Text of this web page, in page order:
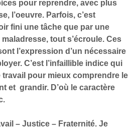
pour reprendre, avec plus
l’oeuvre. Parfois, c’est
fini une tâche que par une
tout s’écroule. Ces
l’expression d’un nécessaire
C’est l’infaillible indice qui
travail pour mieux comprendre le
et grandir. D’où le caractère
– Justice – Fraternité. Je